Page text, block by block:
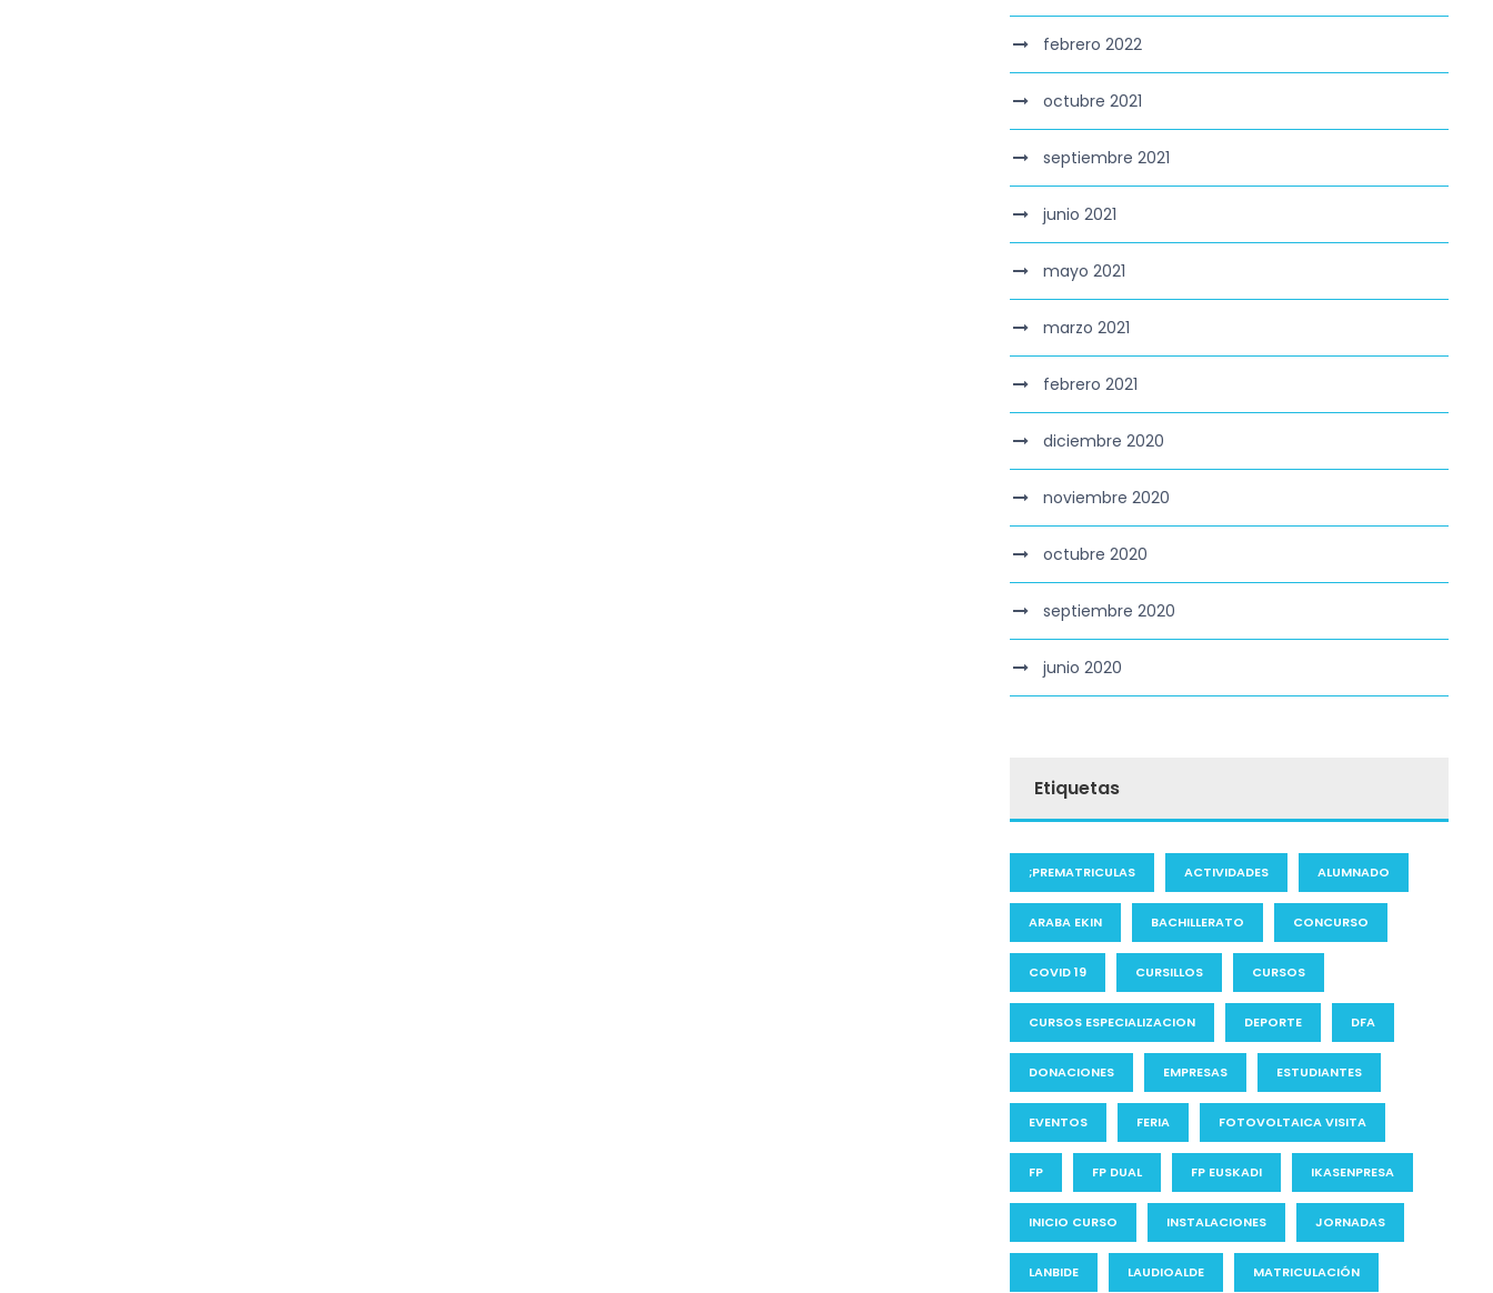
febrero 2022
octubre 2021
septiembre 2021
junio 2021
mayo 2021
marzo 2021
febrero 2021
diciembre 2020
noviembre 2020
octubre 2020
septiembre 2020
junio 2020
Etiquetas
;PREMATRICULAS ACTIVIDADES ALUMNADO
ARABA EKIN BACHILLERATO CONCURSO
COVID 19 CURSILLOS CURSOS
CURSOS ESPECIALIZACION DEPORTE DFA
DONACIONES EMPRESAS ESTUDIANTES
EVENTOS FERIA FOTOVOLTAICA VISITA
FP FP DUAL FP EUSKADI IKASENPRESA
INICIO CURSO INSTALACIONES JORNADAS
LANBIDE LAUDIOALDE MATRICULACIÓN